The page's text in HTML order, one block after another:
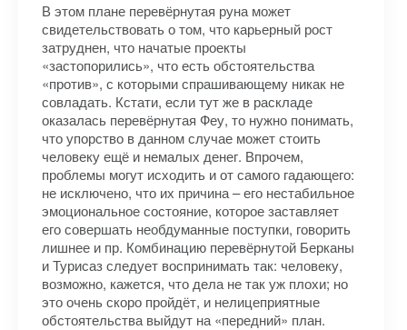
В этом плане перевёрнутая руна может
свидетельствовать о том, что карьерный рост
затруднен, что начатые проекты
«застопорились», что есть обстоятельства
«против», с которыми спрашивающему никак не
совладать. Кстати, если тут же в раскладе
оказалась перевёрнутая Феу, то нужно понимать,
что упорство в данном случае может стоить
человеку ещё и немалых денег. Впрочем,
проблемы могут исходить и от самого гадающего:
не исключено, что их причина – его нестабильное
эмоциональное состояние, которое заставляет
его совершать необдуманные поступки, говорить
лишнее и пр. Комбинацию перевёрнутой Берканы
и Турисаз следует воспринимать так: человеку,
возможно, кажется, что дела не так уж плохи; но
это очень скоро пройдёт, и нелицеприятные
обстоятельства выйдут на «передний» план.